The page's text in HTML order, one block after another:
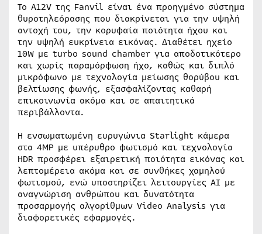
Το A12V της Fanvil είναι ένα προηγμένο σύστημα
θυροτηλεόρασης που διακρίνεται για την υψηλή
αντοχή του, την κορυφαία ποιότητα ήχου και
την υψηλή ευκρίνεια εικόνας. Διαθέτει ηχείο
10W με turbo sound chamber για αποδοτικότερο
και χωρίς παραμόρφωση ήχο, καθώς και διπλό
μικρόφωνο με τεχνολογία μείωσης θορύβου και
βελτίωσης φωνής, εξασφαλίζοντας καθαρή
επικοινωνία ακόμα και σε απαιτητικά
περιβάλλοντα.
Η ενσωματωμένη ευρυγώνια Starlight κάμερα
στα 4MP με υπέρυθρο φωτισμό και τεχνολογία
HDR προσφέρει εξαιρετική ποιότητα εικόνας και
λεπτομέρεια ακόμα και σε συνθήκες χαμηλού
φωτισμού, ενώ υποστηρίζει λειτουργίες AI με
αναγνώριση ανθρώπου και δυνατότητα
προσαρμογής αλγορίθμων Video Analysis για
διαφορετικές εφαρμογές.